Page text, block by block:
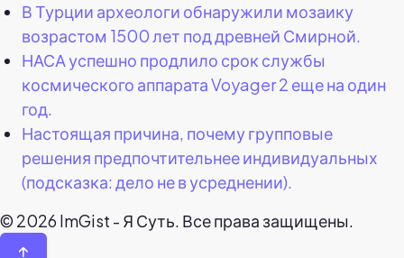
В Турции археологи обнаружили мозаику
возрастом 1500 лет под древней Смирной.
НАСА успешно продлило срок службы
космического аппарата Voyager 2 еще на один
год.
Настоящая причина, почему групповые
решения предпочтительнее индивидуальных
(подсказка: дело не в усреднении).
© 2026 ImGist - Я Суть. Все права защищены.
↑